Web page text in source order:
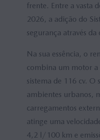
frente. Entre a vasta
2026, a adição do
segurança através
Na sua essência, o
combina um motor
sistema de 116 cv.
ambientes urbanos,
carregamentos
atinge uma
4,2 l/100 km e